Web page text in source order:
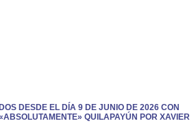
DESDE EL DÍA 9 DE JUNIO DE 2026 CON
QUILAPAYÚN POR XAVIER